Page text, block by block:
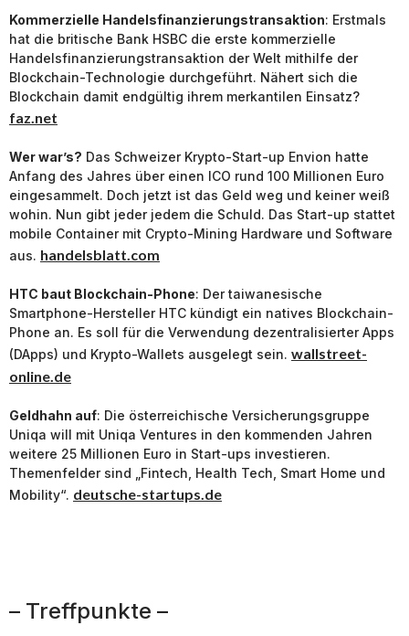
Kommerzielle Handelsfinanzierungstransaktion: Erstmals
hat die britische Bank HSBC die erste kommerzielle
Handelsfinanzierungstransaktion der Welt mithilfe der
Blockchain-Technologie durchgeführt. Nähert sich die
Blockchain damit endgültig ihrem merkantilen Einsatz?
faz.net
Wer war’s? Das Schweizer Krypto-Start-up Envion hatte
Anfang des Jahres über einen ICO rund 100 Millionen Euro
eingesammelt. Doch jetzt ist das Geld weg und keiner weiß
wohin. Nun gibt jeder jedem die Schuld. Das Start-up stattet
mobile Container mit Crypto-Mining Hardware und Software
aus. handelsblatt.com
HTC baut Blockchain-Phone: Der taiwanesische
Smartphone-Hersteller HTC kündigt ein natives Blockchain-
Phone an. Es soll für die Verwendung dezentralisierter Apps
(DApps) und Krypto-Wallets ausgelegt sein. wallstreet-
online.de
Geldhahn auf: Die österreichische Versicherungsgruppe
Uniqa will mit Uniqa Ventures in den kommenden Jahren
weitere 25 Millionen Euro in Start-ups investieren.
Themenfelder sind „Fintech, Health Tech, Smart Home und
Mobility“. deutsche-startups.de
– Treffpunkte –